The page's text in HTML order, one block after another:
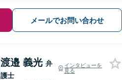
メールでお問い合わせ
渡邉 義光 弁
護士
インタビューを
見る